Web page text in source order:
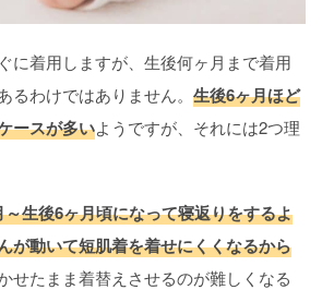
に着用しますが、生後何ヶ月まで着用
るわけではありません。 生後6ヶ月ほど
ースが多いようですが、それには2つ理
～生後6ヶ月頃になって寝返りをするよ
が動いて短肌着を着せにくくなるから
せたまま着替えさせるのが難しくなる